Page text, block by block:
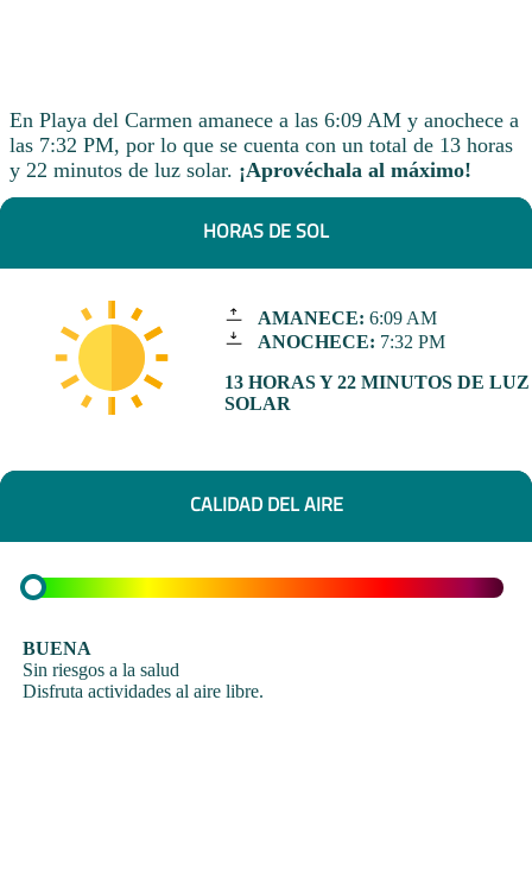
En Playa del Carmen amanece a las 6:09 AM y anochece a
las 7:32 PM, por lo que se cuenta con un total de 13 horas
y 22 minutos de luz solar. ¡Aprovéchala al máximo!
HORAS DE SOL
AMANECE: 6:09 AM
ANOCHECE: 7:32 PM
13 HORAS Y 22 MINUTOS DE LUZ
SOLAR
CALIDAD DEL AIRE
BUENA
Sin riesgos a la salud
Disfruta actividades al aire libre.